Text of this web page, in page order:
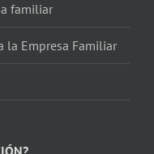
familiar
la Empresa Familiar